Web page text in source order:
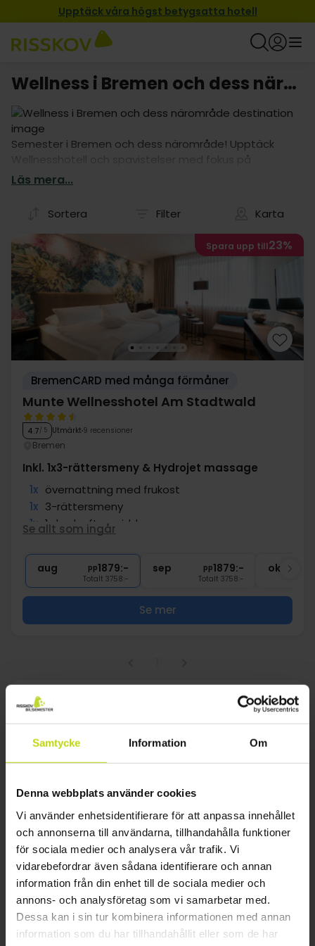
Samtycke Information Om
Denna webbplats använder cookies
Vi använder enhetsidentifierare för att anpassa innehållet
och annonserna till användarna, tillhandahålla funktioner
för sociala medier och analysera vår trafik. Vi
vidarebefordrar även sådana identifierare och annan
information från din enhet till de sociala medier och
annons- och analysföretag som vi samarbetar med.
Dessa kan i sin tur kombinera informationen med annan
information som du har tillhandahållit eller som de har
Upptäck våra högst betygsatta hotell
Wellness i Bremen och dess närområde
Semester i Bremen och dess närområde! Upptäck
Wellnesshotell och spavistelser med fokus på
avkoppling, bastu, pool och lugna omgivningar –
Läs mera...
Sortera Filter Karta
Spara upp till23%
BremenCARD med många förmåner
Munte Wellnesshotel Am Stadtwald
4.7/ 5 Utmärkt 9 recensioner
Bremen
Inkl. 1x3-rättersmeny & Hydrojet massage
1x övernattning med frukost
1x 3-rättersmeny
1x 1 dryck efter middagen
Tillgång till wellness och gym
1x Hydrojet massage
Se allt som ingår
aug pp1879:-
Totalt 3758:-
sep pp1879:-
Totalt 3758:-
okt
Se mer
Vilka hotell i Wellness i Bremen och dess
närområde erbjuder måltider eller
Ja, Risskov erbjuder många hotell i Wellness i Bremen och
komfort och utrymme för hela familjen.
Finns det tillgänglighetsanpassade hotell
eller attraktioner i Wellness i Bremen och
dess närområde?
Risskov erbjuder ett urval av budgetvänliga hotell i Wellness
i Bremen och dess närområde, ofta med halvpension
inkluderad för extra värde.